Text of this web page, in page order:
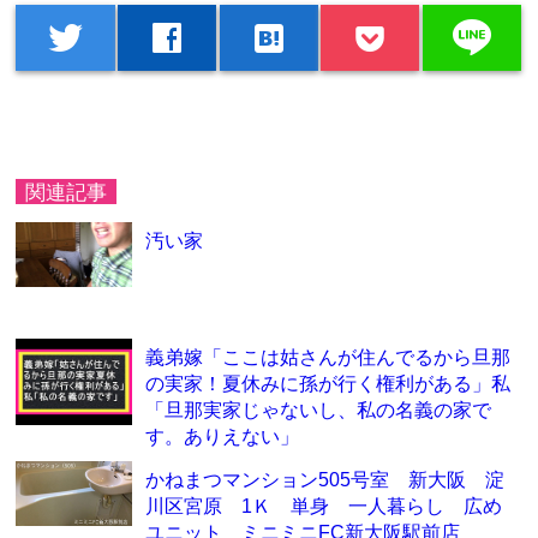
twitter facebook hatenabookmark line
関連記事
汚い家
義弟嫁「ここは姑さんが住んでるから旦那
の実家！夏休みに孫が行く権利がある」私
「旦那実家じゃないし、私の名義の家で
す。ありえない」
かねまつマンション505号室 新大阪 淀
川区宮原 1Ｋ 単身 一人暮らし 広め
ユニット ミニミニFC新大阪駅前店